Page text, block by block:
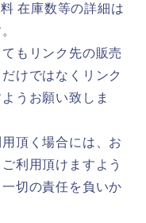
在庫数等の詳細は
もリンク先の販売
けではなくリンク
うお願い致しま
頂く場合には、お
利用頂けますよう
切の責任を負いか